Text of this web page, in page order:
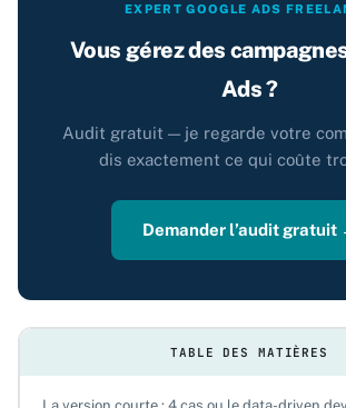
TABLE DES MATIÈRES
EXPERT GOOGLE ADS
Vous gérez des
Ads ?
Audit gratuit — je regarde votre
dis exactement ce qui coûte
Demander l’audit gratuit